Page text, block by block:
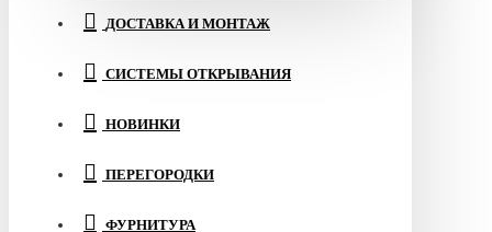
ДОСТАВКА И МОНТАЖ
СИСТЕМЫ ОТКРЫВАНИЯ
НОВИНКИ
ПЕРЕГОРОДКИ
ФУРНИТУРА